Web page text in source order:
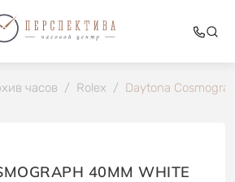
часов / Rolex / Daytona
40MM WHITE